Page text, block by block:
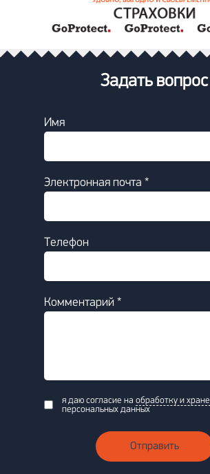
Задать вопрос
Имя
Электронная почта *
Телефон
Комментарий *
я даю согласие на обработку и
персональных данных
Отправить